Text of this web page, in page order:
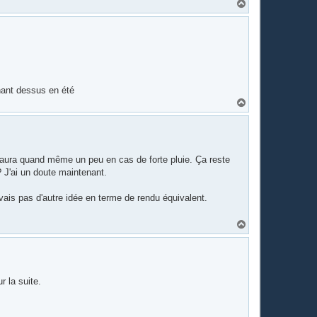
a
dessus en été
a
quand même un peu en cas de forte pluie. Ça reste
un doute maintenant.
pas d'autre idée en terme de rendu équivalent.
a
la suite.